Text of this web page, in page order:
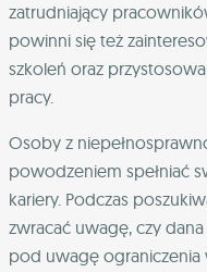
zatrudniający
powinni się też
szkoleń oraz
pracy.
Osoby z
powodzeniem spełniać
kariery. Podczas
zwracać uwagę, czy
pod uwagę ograniczenia